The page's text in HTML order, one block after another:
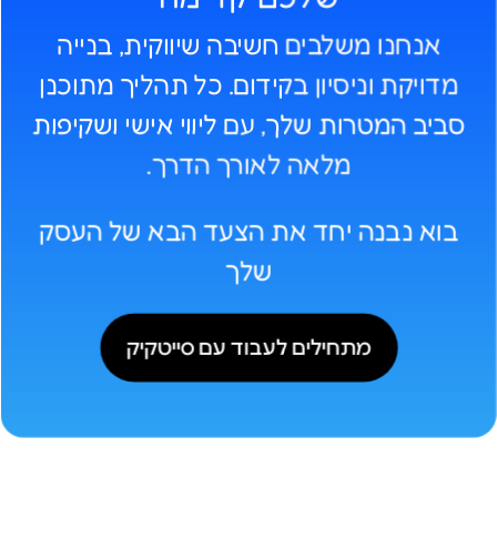
אנחנו משלבים חשיבה שיווקית, בנייה
מדויקת וניסיון בקידום. כל תהליך מתוכנן
סביב המטרות שלך, עם ליווי אישי ושקיפות
מלאה לאורך הדרך.
בוא נבנה יחד את הצעד הבא של העסק
שלך
מתחילים לעבוד עם סייטקיק